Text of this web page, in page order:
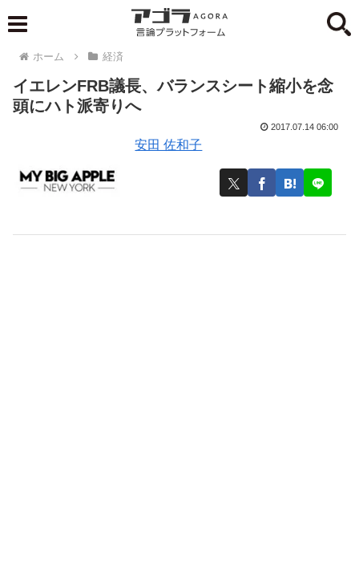
ホーム 経済
イエレンFRB議長、バランスシート縮小を念
頭にハト派寄りへ
安田 佐和子
2017.07.14 06:00